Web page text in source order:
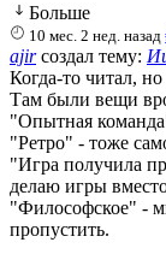
Больше
10 мес. 2 нед. назад
ajirсоздал тему:
Когда-то читал,
Там были вещи
"Опытная
"Ретро" - тоже
"Игра получила
делаю игры
"Философское" -
пропустить.